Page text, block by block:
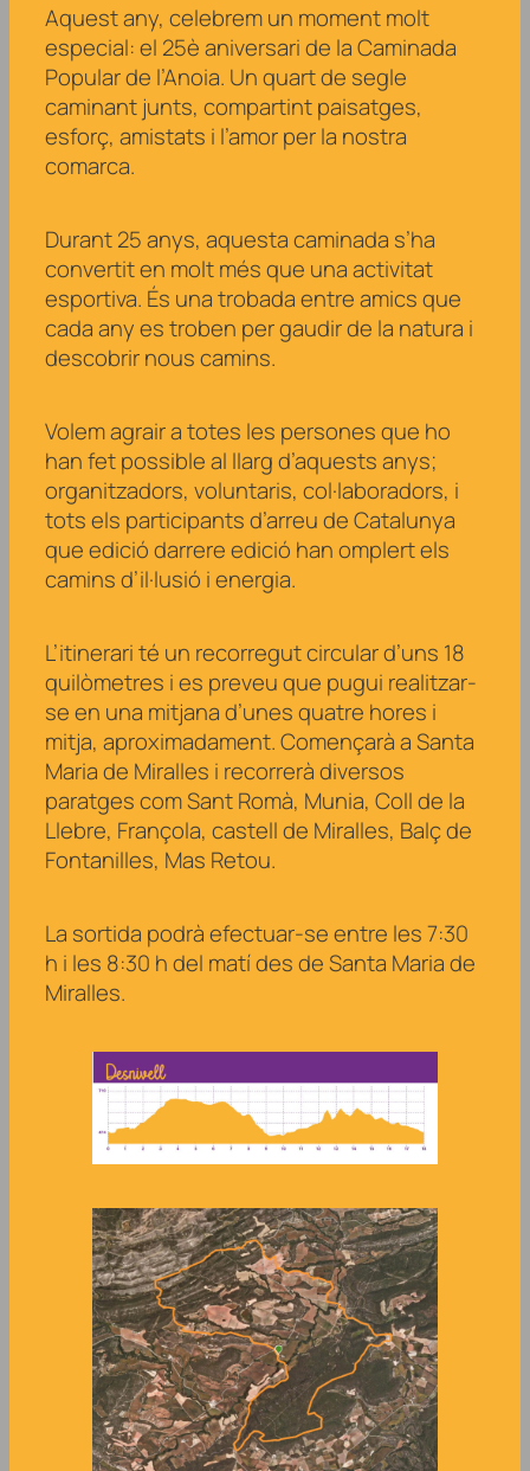
Aquest any, celebrem un moment molt
especial: el 25è aniversari de la Caminada
Popular de l’Anoia. Un quart de segle
caminant junts, compartint paisatges,
esforç, amistats i l’amor per la nostra
comarca.
Durant 25 anys, aquesta caminada s’ha
convertit en molt més que una activitat
esportiva. És una trobada entre amics que
cada any es troben per gaudir de la natura i
descobrir nous camins.
Volem agrair a totes les persones que ho
han fet possible al llarg d’aquests anys;
organitzadors, voluntaris, col·laboradors, i
tots els participants d’arreu de Catalunya
que edició darrere edició han omplert els
camins d’il·lusió i energia.
L’itinerari té un recorregut circular d’uns 18
quilòmetres i es preveu que pugui realitzar-
se en una mitjana d’unes quatre hores i
mitja, aproximadament. Començarà a Santa
Maria de Miralles i recorrerà diversos
paratges com Sant Romà, Munia, Coll de la
Llebre, Françola, castell de Miralles, Balç de
Fontanilles, Mas Retou.
La sortida podrà efectuar-se entre les 7:30
h i les 8:30 h del matí des de Santa Maria de
Miralles.